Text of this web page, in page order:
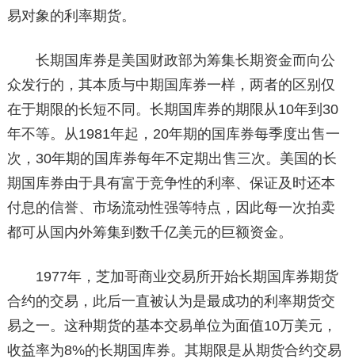
易对象的利率期货。
长期国库券是美国财政部为筹集长期资金而向公
众发行的，其本质与中期国库券一样，两者的区别仅
在于期限的长短不同。长期国库券的期限从10年到30
年不等。从1981年起，20年期的国库券每季度出售一
次，30年期的国库券每年不定期出售三次。美国的长
期国库券由于具有富于竞争性的利率、保证及时还本
付息的信誉、市场流动性强等特点，因此每一次拍卖
都可从国内外筹集到数千亿美元的巨额资金。
1977年，芝加哥商业交易所开始长期国库券期货
合约的交易，此后一直被认为是最成功的利率期货交
易之一。这种期货的基本交易单位为面值10万美元，
收益率为8%的长期国库券。其期限是从期货合约交易